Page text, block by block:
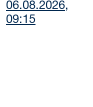
06.08.2026,
09:15